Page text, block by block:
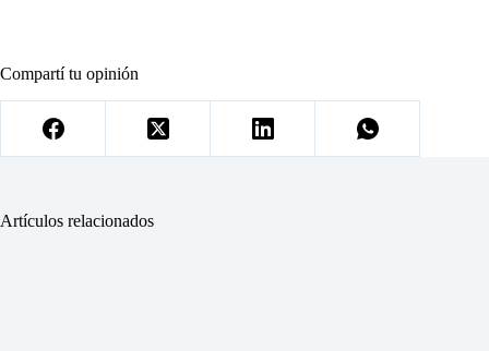
Compartí tu opinión
Artículos relacionados